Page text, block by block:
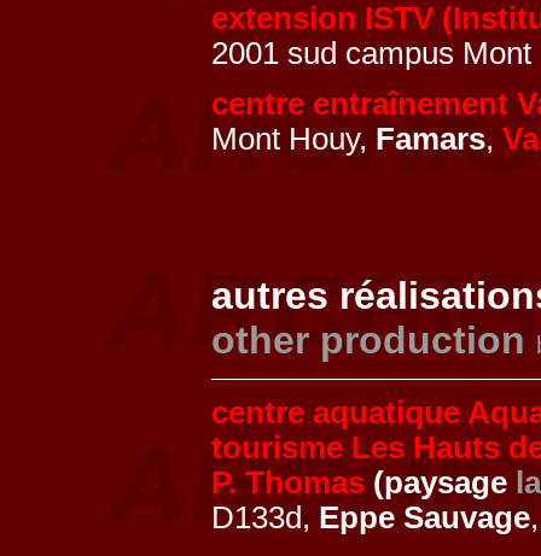
extension ISTV
2001 sud campus
centre entraînement
Mont Houy, Famars,
autres
other production
centre aquatique
tourisme Les Hauts
P. Thomas (paysage
D133d, Eppe Sauvage